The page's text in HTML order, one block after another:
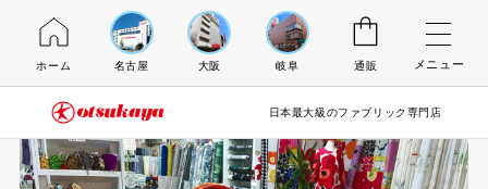
日本最大級のファブリック専門店
ホーム 名古屋 大阪 岐阜 通販 メニュー